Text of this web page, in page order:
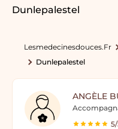
Dunlepalestel
Lesmedecinesdouces.fr
Dunlepalestel
ANGÈLE